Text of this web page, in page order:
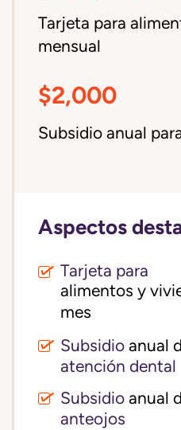
Tarjeta para
mensual
$2,000
Subsidio anual
Aspectos
Tarjeta para
alimentos y
mes
Subsidio anual
atención dental
Subsidio anual
anteojos